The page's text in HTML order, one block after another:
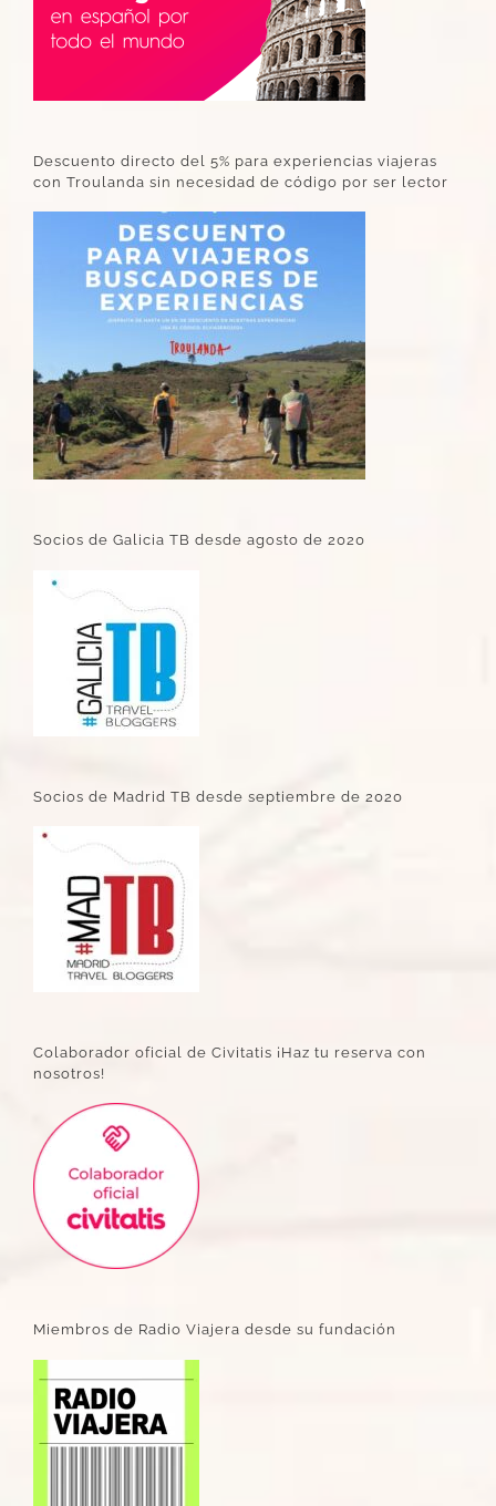
Descuento directo del 5% para experiencias viajeras
con Troulanda sin necesidad de código por ser lector
Socios de Galicia TB desde agosto de 2020
Socios de Madrid TB desde septiembre de 2020
Colaborador oficial de Civitatis ¡Haz tu reserva con
nosotros!
Miembros de Radio Viajera desde su fundación